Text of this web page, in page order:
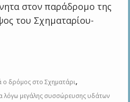
στον παράδρομο της
του Σχηματαρίου-
ο δρόμος στο Σχηματάρι,
λόγω μεγάλης συσσώρευσης υδάτων